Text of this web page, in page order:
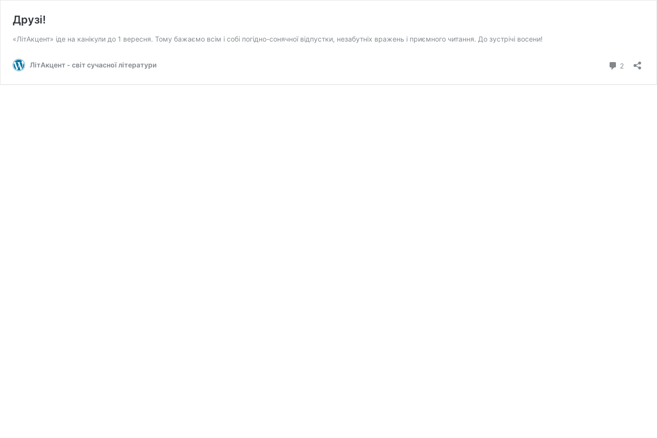
Друзі!
«ЛітАкцент» іде на канікули до 1 вересня. Тому бажаємо всім і собі погідно-сонячної відпустки, незабутніх вражень і приємного читання. До зустрічі восени!
ЛітАкцент - світ сучасної літератури 2коментарі